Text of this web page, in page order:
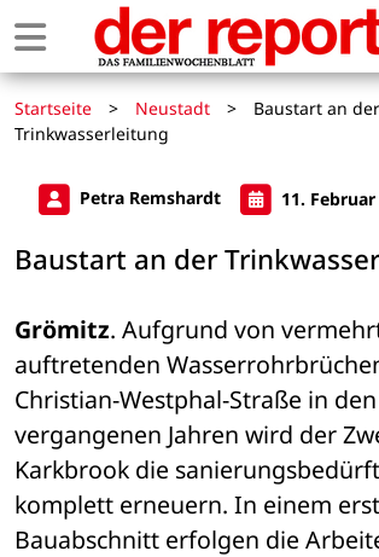
Startseite > Neustadt >
Baustart an der
Trinkwasserleitung
Petra Remshardt 11. Februar
Baustart an der
Grömitz. Aufgrund von
auftretenden
Christian-Westphal-Straße in den
vergangenen Jahren wird der
Karkbrook die
komplett erneuern. In einem
Bauabschnitt erfolgen die